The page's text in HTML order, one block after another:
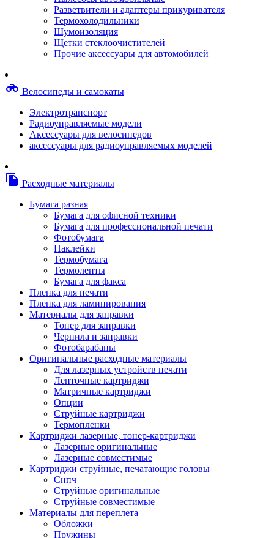
Степлерные скобы, скрепки
Термопленки
Термоузлы/печки/тэны
Тормозные площадки
Узлы/комплекты переноса изображений
Шлейфы
Баллоны со сжатым воздухом
Салфетки для чистки оргтехники
Скотч, фломастеры
Чистящие спреи, жидкости и пены
Картриджи для специализированных
Другие картриджи и твердые чернила
Картриджи и твердые чернила
Картриджи матричные, чернила
Расходные материалы для профессиональной
печати
Электрика
Изделия для прокладки кабеля и
Арматура кабельная/изоляционные
материалы
Гильза соединительная для
алюминиевых проводников под
опрессовку
проводников под опрессовку
Гильза соединительная со
болтами
Заглушка термоусадочная
ответвительный
Муфта кабельная концевая
Муфта кабельная соединительная
Наконечник быстроразмыкаемый
Наконечник кабельный со
Наконечник кабельный трубчатый
медных проводников
Наконечник обжимной кабельный
Разветвители и адаптеры прикуривателя
Термохолодильники
Шумоизоляция
Щетки стеклоочистителей
Прочие аксессуары для автомобилей
motorcycle Велосипеды и самокаты
Электротранспорт
Радиоуправляемые модели
Аксессуары для велосипедов
аксессуары для радиоуправляемых моделей
file_copy Расходные материалы
Бумага разная
Бумага для офисной техники
Бумага для профессиональной печати
Фотобумага
Наклейки
Термобумага
Термоленты
Бумага для факса
Пленка для печати
Пленка для ламинирования
Материалы для заправки
Тонер для заправки
Чернила и заправки
Фотобарабаны
Оригинальные расходные материалы
Для лазерных устройств печати
Ленточные картриджи
Матричные картриджи
Опции
Струйные картриджи
Термопленки
Картриджи лазерные, тонер-картриджи
Лазерные оригинальные
Лазерные совместимые
Картриджи струйные, печатающие головы
Снпч
Струйные оригинальные
Струйные совместимые
Материалы для переплета
Обложки
Пружины